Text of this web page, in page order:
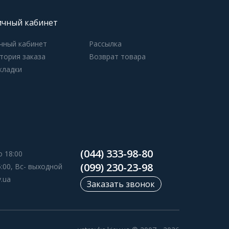
кабинет
кабинет
заказа
Рассылка
Возврат товара
18:00
Вс- выходной
(044) 333-98-80
(099) 230-23-98
Заказать звонок